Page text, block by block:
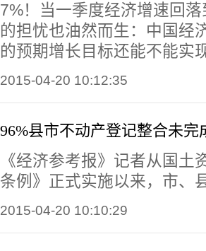
7%！当一季度经济增速回
的担忧也油然而生：中国经
的预期增长目标还能不能实
2015-04-20 10:12:35
96%县市不动产登记整合未完
《经济参考报》记者从国
条例》正式实施以来，市、
2015-04-20 10:10:29